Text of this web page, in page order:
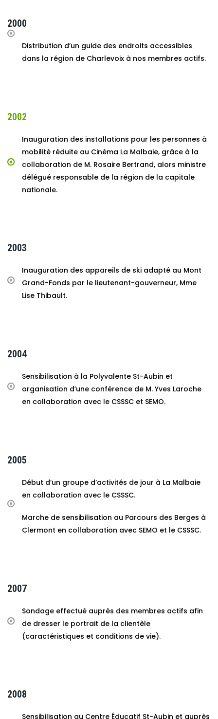
2000
Distribution d’un guide des endroits accessibles
dans la région de Charlevoix à nos membres actifs.
2002
Inauguration des installations pour les personnes à
mobilité réduite au Cinéma La Malbaie, grâce à la
collaboration de M. Rosaire Bertrand, alors ministre
délégué responsable de la région de la capitale
nationale.
2003
Inauguration des appareils de ski adapté au Mont
Grand-Fonds par le lieutenant-gouverneur, Mme
Lise Thibault.
2004
Sensibilisation à la Polyvalente St-Aubin et
organisation d’une conférence de M. Yves Laroche
en collaboration avec le CSSSC et SEMO.
2005
Début d’un groupe d’activités de jour à La Malbaie
en collaboration avec le CSSSC.
Marche de sensibilisation au Parcours des Berges à
Clermont en collaboration avec SEMO et le CSSSC.
2007
Sondage effectué auprès des membres actifs afin
de dresser le portrait de la clientèle
(caractéristiques et conditions de vie).
2008
Sensibilisation au Centre Éducatif St-Aubin et auprès